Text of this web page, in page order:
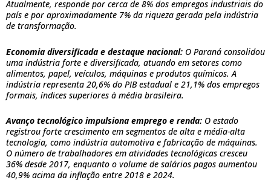
Atualmente, responde por cerca de 8% dos empregos industriais do
país e por aproximadamente 7% da riqueza gerada pela indústria
de transformação.
Economia diversificada e destaque nacional: O Paraná consolidou
uma indústria forte e diversificada, atuando em setores como
alimentos, papel, veículos, máquinas e produtos químicos. A
indústria representa 20,6% do PIB estadual e 21,1% dos empregos
formais, índices superiores à média brasileira.
Avanço tecnológico impulsiona emprego e renda: O estado
registrou forte crescimento em segmentos de alta e média-alta
tecnologia, como indústria automotiva e fabricação de máquinas.
O número de trabalhadores em atividades tecnológicas cresceu
36% desde 2017, enquanto o volume de salários pagos aumentou
40,9% acima da inflação entre 2018 e 2024.